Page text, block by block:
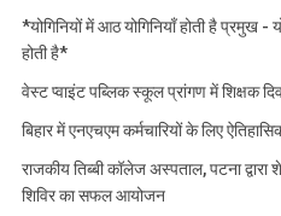
*योगिनियों में आठ योगिनियाँ होती है प्रमुख -
होती है*
वेस्ट प्वाइंट पब्लिक स्कूल प्रांगण में शिक्षक
बिहार में एनएचएम कर्मचारियों के लिए
राजकीय तिब्बी कॉलेज अस्पताल, पटना
शिविर का सफल आयोजन